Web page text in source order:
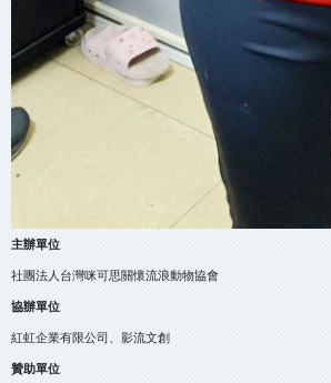
主辦單位
社團法人台灣咪可思關懷流浪動物協會
協辦單位
紅虹企業有限公司、影流文創
贊助單位